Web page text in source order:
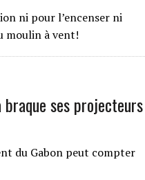
ni pour l’encenser ni
moulin à vent!
braque ses projecteurs
du Gabon peut compter